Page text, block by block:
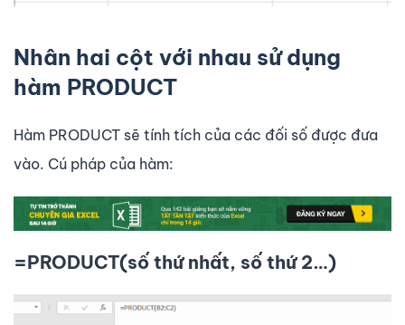
Nhân hai cột với nhau sử dụng
hàm PRODUCT
Hàm PRODUCT sẽ tính tích của các đối số được đưa
vào. Cú pháp của hàm:
=PRODUCT(số thứ nhất, số thứ 2…)